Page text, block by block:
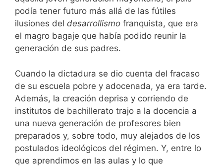
podía tener futuro más allá de las fútiles
ilusiones del desarrollismo franquista, que era
el magro bagaje que había podido reunir la
generación de sus padres.
Cuando la dictadura se dio cuenta del fracaso
de su escuela pobre y adocenada, ya era tarde.
Además, la creación deprisa y corriendo de
institutos de bachillerato trajo a la docencia a
una nueva generación de profesores bien
preparados y, sobre todo, muy alejados de los
postulados ideológicos del régimen. Y, entre lo
que aprendimos en las aulas y lo que